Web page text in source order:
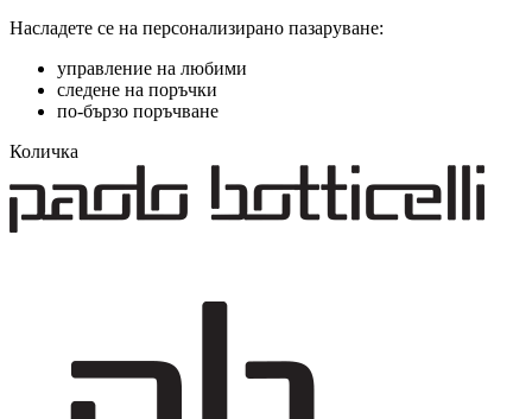
Насладете се на персонализирано пазаруване:
управление на любими
следене на поръчки
по-бързо поръчване
Количка